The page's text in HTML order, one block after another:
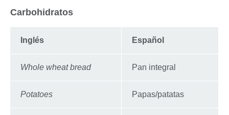
Carbohidratos
Inglés Español
Whole wheat bread Pan integral
Potatoes Papas/patatas